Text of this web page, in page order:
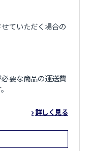
ていただく場合の
要な商品の運送費
詳しく見る